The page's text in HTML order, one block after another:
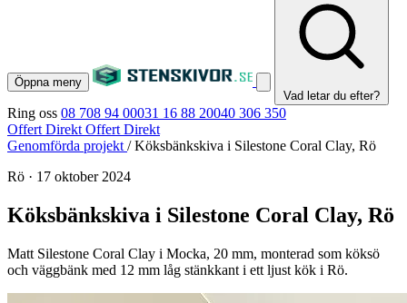
Öppna meny
Vad letar du efter?
Ring oss 08 708 94 00031 16 88 20040 306 350
Offert Direkt Offert Direkt
Genomförda projekt / Köksbänkskiva i Silestone Coral Clay, Rö
Rö · 17 oktober 2024
Köksbänkskiva i Silestone Coral Clay, Rö
Matt Silestone Coral Clay i Mocka, 20 mm, monterad som köksö
och väggbänk med 12 mm låg stänkkant i ett ljust kök i Rö.